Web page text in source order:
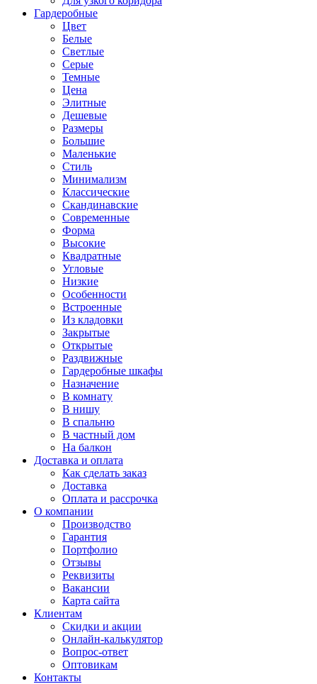
Гардеробные
Цвет
Белые
Светлые
Серые
Темные
Цена
Элитные
Дешевые
Размеры
Большие
Маленькие
Стиль
Минимализм
Классические
Скандинавские
Современные
Форма
Высокие
Квадратные
Угловые
Низкие
Особенности
Встроенные
Из кладовки
Закрытые
Открытые
Раздвижные
Гардеробные шкафы
Назначение
В комнату
В нишу
В спальню
В частный дом
На балкон
Доставка и оплата
Как сделать заказ
Доставка
Оплата и рассрочка
О компании
Производство
Гарантия
Портфолио
Отзывы
Реквизиты
Вакансии
Карта сайта
Клиентам
Скидки и акции
Онлайн-калькулятор
Вопрос-ответ
Оптовикам
Контакты